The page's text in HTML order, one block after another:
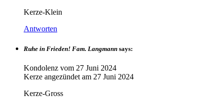
Kerze-Klein
Antworten
Ruhe in Frieden! Fam. Langmann says:
Kondolenz vom 27 Juni 2024
Kerze angezündet am 27 Juni 2024
Kerze-Gross